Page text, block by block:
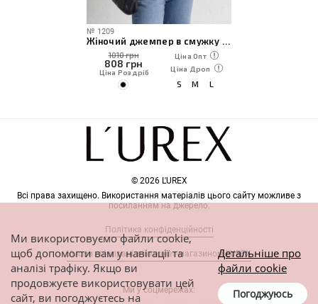
№ 1209
Жіночий джемпер в смужку з коміром поло
1010 грн
808 грн
Ціна Роздріб
Ціна Опт
Ціна Дроп
S M L
© 2026 L'UREX
Всі права захищено. Використання матеріалів цього сайту можливе з
посиланням на джерело.
Політика конфіденційності
Умови співпраці з інтернет-магазином L'UREX
Ми у соцмережах:
Ми використовуємо файли cookie,
щоб допомогти вам у навігації та
аналізі трафіку. Якщо ви
продовжуєте використовувати цей
сайт, ви погоджуєтесь на
Детальніше про
файли cookie
Погоджуюсь